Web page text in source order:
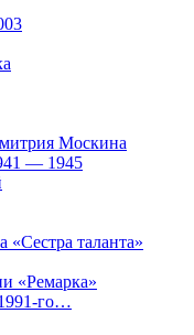
Москина
— 1945
«Сестра таланта»
«Ремарка»
го…